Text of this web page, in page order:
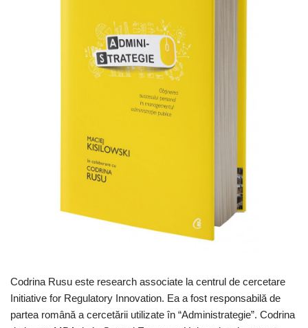
Codrina Rusu este research associate la centrul de cercetare
Initiative for Regulatory Innovation. Ea a fost responsabilă de
partea română a cercetării utilizate în “Administrategie”. Codrina